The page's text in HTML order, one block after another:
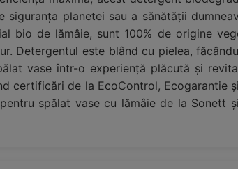
planetei sau a sănătății
bio de lămâie, sunt 100% de origine
Detergentul este blând cu pielea,
vase într-o experiență plăcută și
certificări de la EcoControl, Ecogarantie
spălat vase cu lămâie de la Sonett